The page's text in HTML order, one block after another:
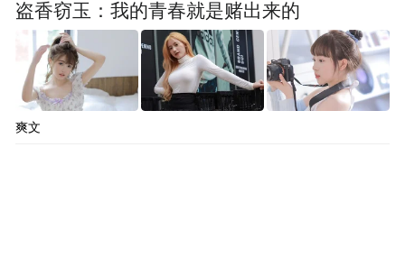
盗香窃玉：我的青春就是赌出来的
爽文